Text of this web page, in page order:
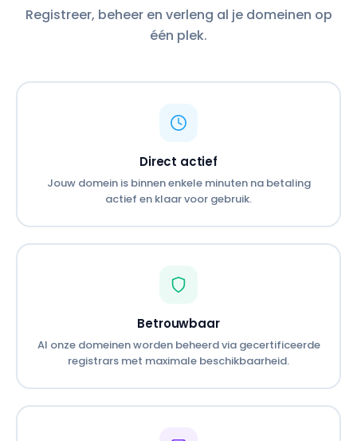
Registreer, beheer en verleng al je domeinen op
één plek.
Direct actief
Jouw domein is binnen enkele minuten na betaling
actief en klaar voor gebruik.
Betrouwbaar
Al onze domeinen worden beheerd via gecertificeerde
registrars met maximale beschikbaarheid.